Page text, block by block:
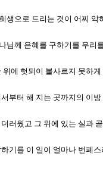
으로 드리는 것이 어찌
께 은혜를 구하기를 우
에 헛되이 불사르지 못하
부터 해 지는 곳까지의 이
러웠고 그 위에 있는 실과
기를 이 일이 얼마나 번폐